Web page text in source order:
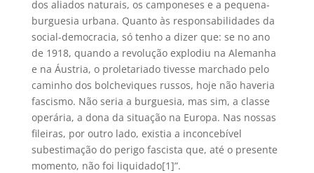
dos aliados naturais, os camponeses e a pequena-
burguesia urbana. Quanto às responsabilidades da
social-democracia, só tenho a dizer que: se no ano
de 1918, quando a revolução explodiu na Alemanha
e na Áustria, o proletariado tivesse marchado pelo
caminho dos bolcheviques russos, hoje não haveria
fascismo. Não seria a burguesia, mas sim, a classe
operária, a dona da situação na Europa. Nas nossas
fileiras, por outro lado, existia a inconcebível
subestimação do perigo fascista que, até o presente
momento, não foi liquidado[1]”.